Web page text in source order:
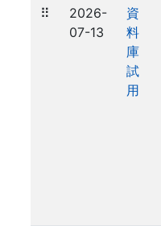
⠿
2026-
07-13
資
料
庫
試
用